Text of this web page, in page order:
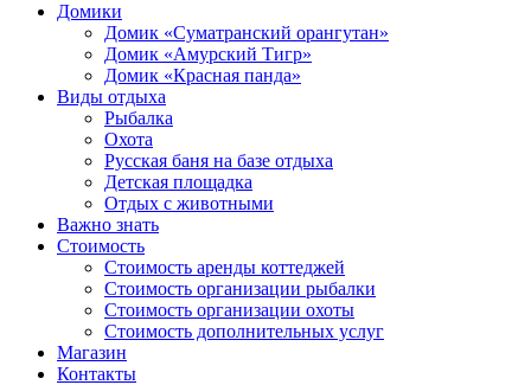
Домики
Домик «Суматранский орангутан»
Домик «Амурский Тигр»
Домик «Красная панда»
Виды отдыха
Рыбалка
Охота
Русская баня на базе отдыха
Детская площадка
Отдых с животными
Важно знать
Стоимость
Стоимость аренды коттеджей
Стоимость организации рыбалки
Стоимость организации охоты
Стоимость дополнительных услуг
Магазин
Контакты